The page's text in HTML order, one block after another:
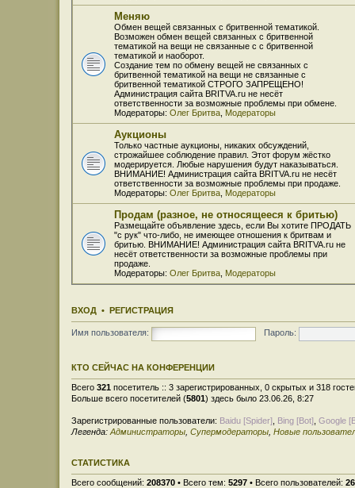
Меняю
Обмен вещей связанных с бритвенной тематикой.
Возможен обмен вещей связанных с бритвенной
тематикой на вещи не связанные с с бритвенной
тематикой и наоборот.
Создание тем по обмену вещей не связанных с
бритвенной тематикой на вещи не связанные с
бритвенной тематикой СТРОГО ЗАПРЕЩЕНО!
Администрация сайта BRITVA.ru не несёт
ответственности за возможные проблемы при обмене.
Модераторы: Олег Бритва Модераторы
Аукционы
Только частные аукционы, никаких обсуждений,
строжайшее соблюдение правил. Этот форум жёстко
модерируется. Любые нарушения будут наказываться.
ВНИМАНИЕ! Администрация сайта BRITVA.ru не несёт
ответственности за возможные проблемы при продаже.
Модераторы: Олег Бритва Модераторы
Продам (разное, не относящееся к бритью)
Размещайте объявление здесь, если Вы хотите ПРОДАТЬ
"с рук" что-либо, не имеющее отношения к бритвам и
бритью. ВНИМАНИЕ! Администрация сайта BRITVA.ru не
несёт ответственности за возможные проблемы при
продаже.
Модераторы: Олег Бритва Модераторы
ВХОД • РЕГИСТРАЦИЯ
Имя пользователя: Пароль:
КТО СЕЙЧАС НА КОНФЕРЕНЦИИ
Всего 321 посетитель :: 3 зарегистрированных, 0 скрытых и 318
Больше всего посетителей (5801) здесь было 23.06.26, 8:27
Зарегистрированные пользователи: Baidu [Spider] Bing [Bot] Google
Легенда: Администраторы Супермодераторы Новые
СТАТИСТИКА
Всего сообщений: 208370 • Всего тем: 5297 • Всего пользователей: